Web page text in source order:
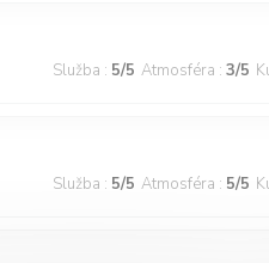
Služba : 5/5 Atmosféra : 3/5
Služba : 5/5 Atmosféra : 5/5